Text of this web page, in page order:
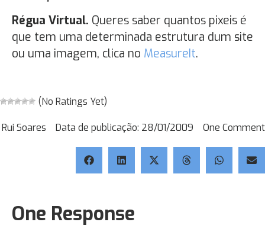
Régua Virtual. Queres saber quantos pixeis é
que tem uma determinada estrutura dum site
ou uma imagem, clica no MeasureIt.
(No Ratings Yet)
Rui Soares Data de publicação: 28/01/2009 One Comment
One Response